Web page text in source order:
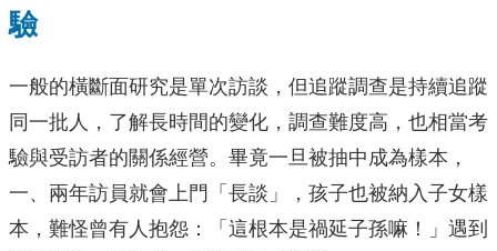
驗
一般的橫斷面研究是單次訪談，但追蹤調查是持續追蹤
同一批人，了解長時間的變化，調查難度高，也相當考
驗與受訪者的關係經營。畢竟一旦被抽中成為樣本，
一、兩年訪員就會上門「長談」，孩子也被納入子女樣
本，難怪曾有人抱怨：「這根本是禍延子孫嘛！」遇到